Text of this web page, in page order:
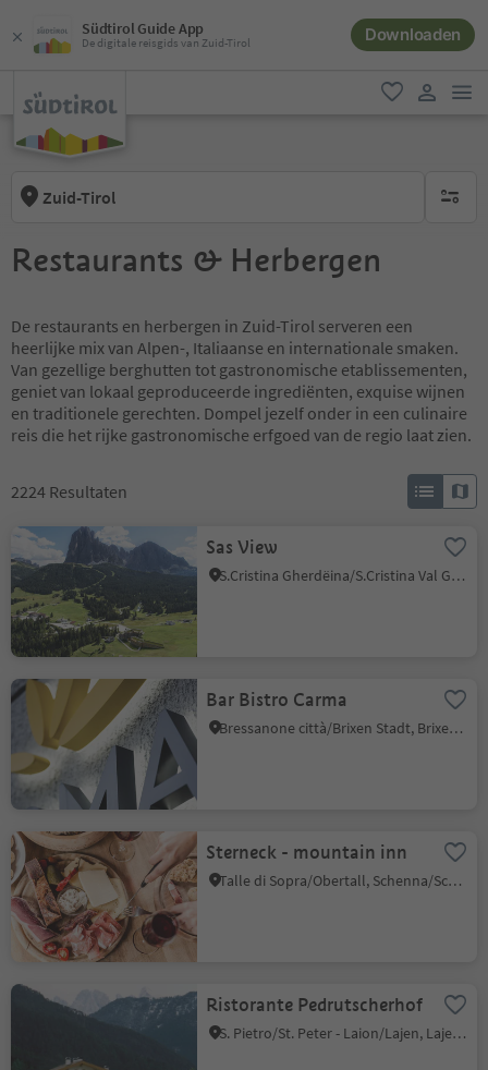
Südtirol Guide App
De digitale reisgids van Zuid-Tirol Downloaden
favoriet
Zuid-Tirol geen
Restaurants & Herbergen
De restaurants en herbergen in Zuid-Tirol serveren een
heerlijke mix van Alpen-, Italiaanse en internationale smaken.
Van gezellige berghutten tot gastronomische etablissementen,
geniet van lokaal geproduceerde ingrediënten, exquise wijnen
en traditionele gerechten. Dompel jezelf onder in een culinaire
reis die het rijke gastronomische erfgoed van de regio laat zien.
2224 Resultaten
Sas View
S.Cristina Gherdëina/S.Cristina Val Gardena/S.Cristina Gherdëina/St.Christina in Gröden, S.Crestina Gherdëina/Santa Cristina Val Gardana, Dolomites Region Val Gardena
Bar Bistro Carma
Bressanone città/Brixen Stadt, Brixen/Bressanone, Brixen/Bressanone and environs
Sterneck - mountain inn
Talle di Sopra/Obertall, Schenna/Scena, Meran/Merano and environs
Ristorante Pedrutscherhof
S. Pietro/St. Peter - Laion/Lajen, Lajen/Laion